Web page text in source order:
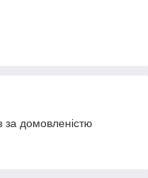
за домовленістю